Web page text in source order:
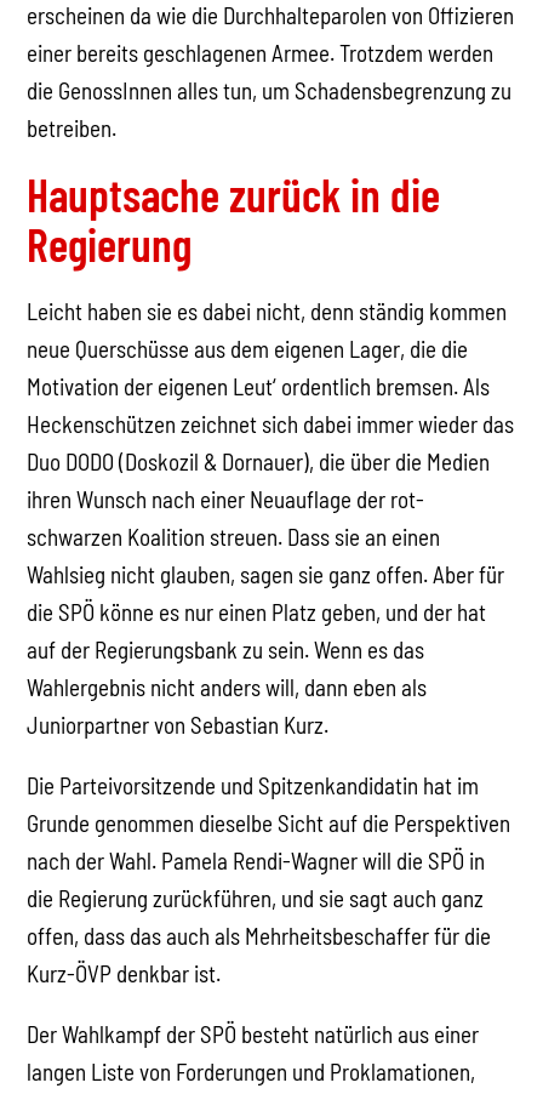
erscheinen da wie die Durchhalteparolen von Offizieren
einer bereits geschlagenen Armee. Trotzdem werden
die GenossInnen alles tun, um Schadensbegrenzung zu
betreiben.
Hauptsache zurück in die
Regierung
Leicht haben sie es dabei nicht, denn ständig kommen
neue Querschüsse aus dem eigenen Lager, die die
Motivation der eigenen Leut‘ ordentlich bremsen. Als
Heckenschützen zeichnet sich dabei immer wieder das
Duo DODO (Doskozil & Dornauer), die über die Medien
ihren Wunsch nach einer Neuauflage der rot-
schwarzen Koalition streuen. Dass sie an einen
Wahlsieg nicht glauben, sagen sie ganz offen. Aber für
die SPÖ könne es nur einen Platz geben, und der hat
auf der Regierungsbank zu sein. Wenn es das
Wahlergebnis nicht anders will, dann eben als
Juniorpartner von Sebastian Kurz.
Die Parteivorsitzende und Spitzenkandidatin hat im
Grunde genommen dieselbe Sicht auf die Perspektiven
nach der Wahl. Pamela Rendi-Wagner will die SPÖ in
die Regierung zurückführen, und sie sagt auch ganz
offen, dass das auch als Mehrheitsbeschaffer für die
Kurz-ÖVP denkbar ist.
Der Wahlkampf der SPÖ besteht natürlich aus einer
langen Liste von Forderungen und Proklamationen,